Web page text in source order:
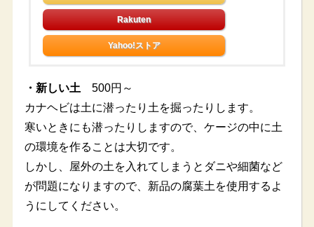
Yahoo!ストア
・新しい土 500円～
カナヘビは土に潜ったり土を掘ったりします。
寒いときにも潜ったりしますので、ケージの中に土
の環境を作ることは大切です。
しかし、屋外の土を入れてしまうとダニや細菌など
が問題になりますので、新品の腐葉土を使用するよ
うにしてください。